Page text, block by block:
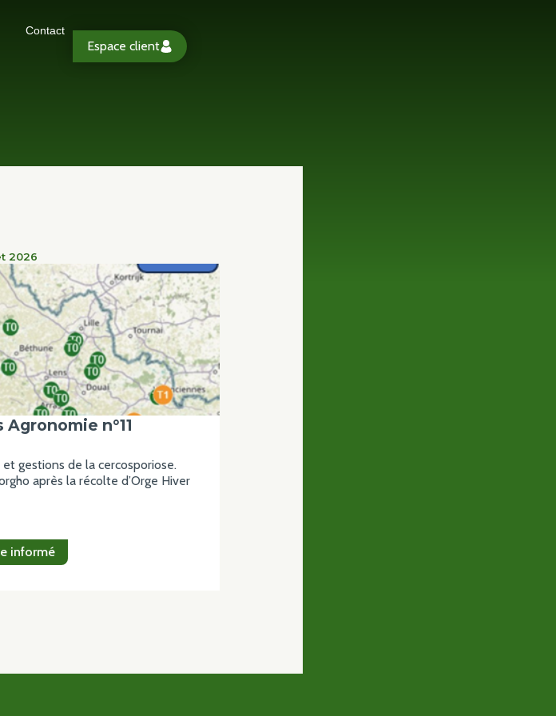
Contact
Espace client
2026
n°11
gestions de la cercosporiose.
après la récolte d’Orge Hiver
informé